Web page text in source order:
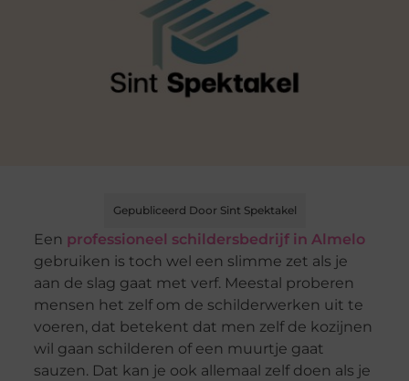
Gepubliceerd Door Sint Spektakel
Een professioneel schildersbedrijf in Almelo
gebruiken is toch wel een slimme zet als je
aan de slag gaat met verf. Meestal proberen
mensen het zelf om de schilderwerken uit te
voeren, dat betekent dat men zelf de kozijnen
wil gaan schilderen of een muurtje gaat
sauzen. Dat kan je ook allemaal zelf doen als je